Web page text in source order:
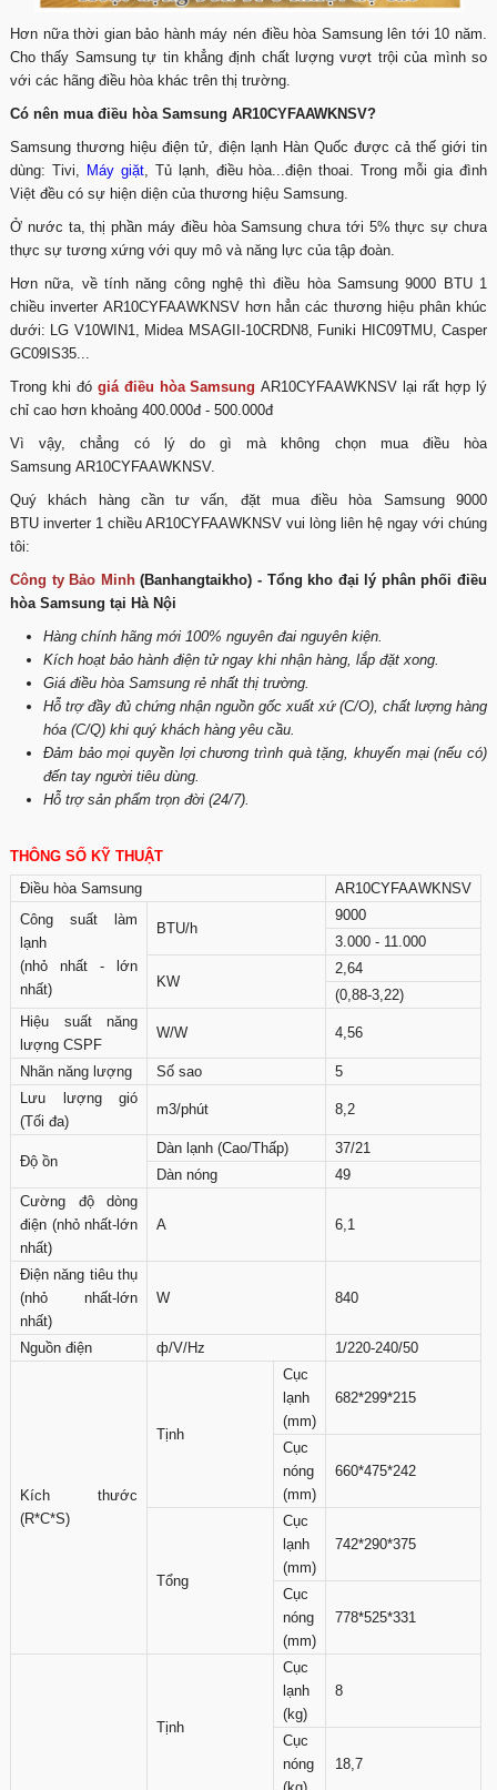
Hơn nữa thời gian bảo hành máy nén điều hòa Samsung lên tới 10 năm.
Cho thấy Samsung tự tin khẳng định chất lượng vượt trội của mình so
với các hãng điều hòa khác trên thị trường.
Có nên mua điều hòa Samsung AR10CYFAAWKNSV?
Samsung thương hiệu điện tử, điện lạnh Hàn Quốc được cả thế giới tin
dùng: Tivi, Máy giặt, Tủ lạnh, điều hòa...điện thoai. Trong mỗi gia đình
Việt đều có sự hiện diện của thương hiệu Samsung.
Ở nước ta, thị phần máy điều hòa Samsung chưa tới 5% thực sự chưa
thực sự tương xứng với quy mô và năng lực của tập đoàn.
Hơn nữa, về tính năng công nghệ thì điều hòa Samsung 9000 BTU 1
chiều inverter AR10CYFAAWKNSV hơn hẳn các thương hiệu phân khúc
dưới: LG V10WIN1, Midea MSAGII-10CRDN8, Funiki HIC09TMU, Casper
GC09IS35...
Trong khi đó giá điều hòa SamsungAR10CYFAAWKNSV lại rất hợp lý
chỉ cao hơn khoảng 400.000đ - 500.000đ
Vì vậy, chẳng có lý do gì mà không chọn mua điều hòa
Samsung AR10CYFAAWKNSV.
Quý khách hàng cần tư vấn, đặt mua điều hòa Samsung 9000
BTU inverter 1 chiều AR10CYFAAWKNSV vui lòng liên hệ ngay với chúng
tôi:
Công ty Bảo Minh(Banhangtaikho) - Tổng kho đại lý phân phối điều
hòa Samsung tại Hà Nội
Hàng chính hãng mới 100% nguyên đai nguyên kiện.
Kích hoạt bảo hành điện tử ngay khi nhận hàng, lắp đặt xong.
Giá điều hòa Samsung rẻ nhất thị trường.
Hỗ trợ đầy đủ chứng nhận nguồn gốc xuất xứ (C/O), chất lượng hàng
hóa (C/Q) khi quý khách hàng yêu cầu.
Đảm bảo mọi quyền lợi chương trình quà tặng, khuyến mại (nếu có)
đến tay người tiêu dùng.
Hỗ trợ sản phẩm trọn đời (24/7).
THÔNG SỐ KỸ THUẬT
Điều hòa Samsung
AR10CYFAAWKNSV
Công suất làm
lạnh
(nhỏ nhất - lớn
nhất)
BTU/h
9000
3.000 - 11.000
KW
2,64
(0,88-3,22)
Hiệu suất năng
lượng CSPF
W/W 4,56
Nhãn năng lượng Số sao
5
Lưu lượng gió
(Tối đa)
m3/phút 8,2
Độ ồn
Dàn lạnh (Cao/Thấp)
37/21
Dàn nóng
49
Cường độ dòng
điện (nhỏ nhất-lớn
nhất)
A 6,1
Điện năng tiêu thụ
(nhỏ nhất-lớn
nhất)
W 840
Nguồn điện ф/V/Hz 1/220-240/50
Kích thước
(R*C*S)
Tịnh
Cục
lạnh
(mm)
682*299*215
Cục
nóng
(mm)
660*475*242
Tổng
Cục
lạnh
(mm)
742*290*375
Cục
nóng
(mm)
778*525*331
Tịnh
Cục
lạnh
(kg)
8
Cục
nóng
18,7